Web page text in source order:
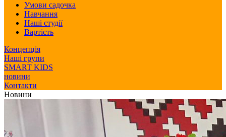
Умови садочка
Навчання
Наші студії
Вартість
Концепція
Наші групи
SMART KIDS
новини
Контакти
Новини